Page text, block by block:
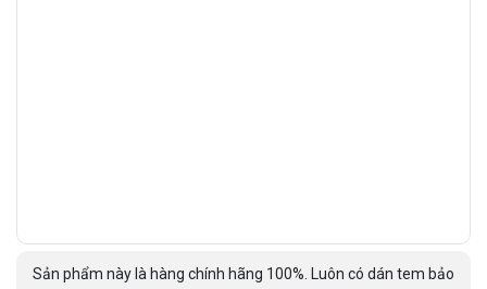
Sản phẩm này là hàng chính hãng 100%. Luôn có dán tem bảo